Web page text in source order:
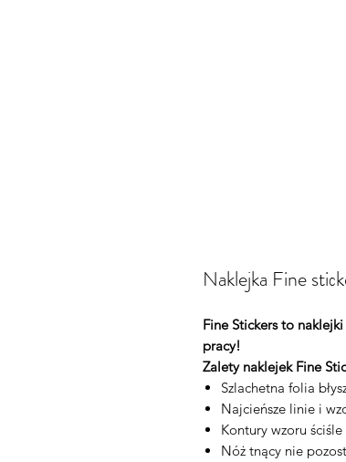
Naklejka Fine
Fine Stickers to
pracy!
Zalety naklejek Fine
Szlachetna folia
Najcieńsze linie i
Kontury wzoru
Nóż tnący nie